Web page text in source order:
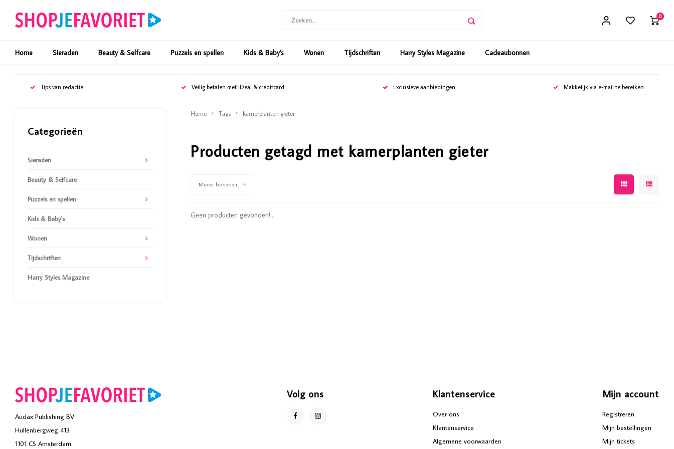
0
Home Sieraden Beauty & Selfcare Puzzels en spellen Kids & Baby's Wonen Tijdschriften Harry Styles Magazine Cadeaubonnen
Tips van redactie Veilig betalen met iDeal & creditcard Exclusieve aanbiedingen Makkelijk via e-mail te bereiken
Categorieën
Sieraden
Beauty & Selfcare
Puzzels en spellen
Kids & Baby's
Wonen
Tijdschriften
Harry Styles Magazine
Home Tags kamerplanten gieter
Producten getagd met kamerplanten gieter
Meest bekeken
Geen producten gevonden!...
Audax Publishing BV
Hullenbergweg 413
1101 CS Amsterdam
Volg ons Klantenservice
Over ons
Klantenservice
Algemene voorwaarden
Mijn account
Registreren
Mijn bestellingen
Mijn tickets